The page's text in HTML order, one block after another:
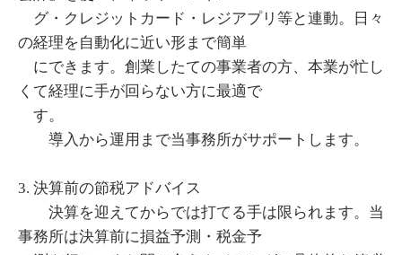
グ・クレジットカード・レジアプリ等と連動。日々
の経理を自動化に近い形まで簡単
にできます。創業したての事業者の方、本業が忙し
くて経理に手が回らない方に最適で
す。
導入から運用まで当事務所がサポートします。
3. 決算前の節税アドバイス
決算を迎えてからでは打てる手は限られます。当
事務所は決算前に損益予測・税金予